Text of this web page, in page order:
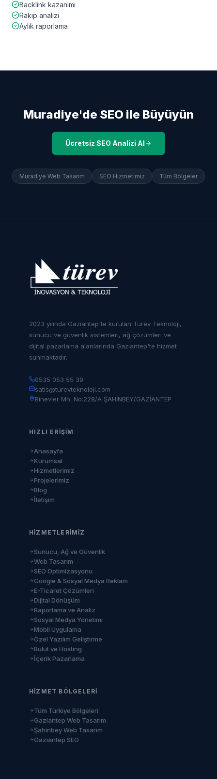
Backlink kazanımı
Rakip analizi
Aylık raporlama
Muradiye'de SEO ile Büyüyün
Ücretsiz SEO Analizi Al
Muradiye Web Tasarım SEO Hizmetimiz Tüm Bölgeler
2023 yılında Gaziantep'te kurulan Türev Teknoloji,
sunucu ve güvenlik sistemleri, ağ çözümleri ve
dijital pazarlama alanlarında Gaziantep'te hizmet
sunmaktadır.
0535 053 55 39
satis@turevteknoloji.com
Binevler Mh. No:228/A ŞAHİNBEY/GAZİANTEP
HIZLI ERIŞIM
Anasayfa
Kurumsal
Hizmetlerimiz
Projelerimiz
Blog
İletişim
HIZMETLERIMIZ
Sunucu, Ağ ve Güvenlik
Web Tasarım
SEO Optimizasyonu
Google & Sosyal Medya Reklam
E-Ticaret Çözümleri
Dijital Dönüşüm
Raporlama ve Analiz
Sosyal Medya Yönetimi
Mobil Uygulama
Özel Yazılım Geliştirme
Bulut ve Hosting
İçerik Pazarlama
HIZMET BÖLGELERI
Tüm Türkiye Bölgeleri
Gaziantep Web Tasarım
Şahinbey Web Tasarım
Gaziantep SEO